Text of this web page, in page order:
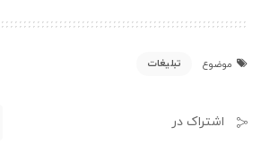
موضوع تبلیغات
اشتراک در